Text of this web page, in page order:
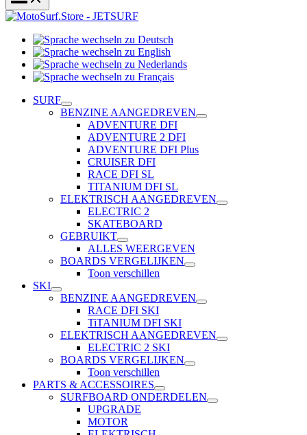
zu
Deutsch
wechseln
zu
Sprache
Sprache
Français
SURF
BENZINE AANGEDREVEN
ADVENTURE DFI
ADVENTURE 2 DFI
ADVENTURE DFI Plus
CRUISER DFI
RACE DFI SL
TITANIUM DFI SL
ELEKTRISCH AANGEDREVEN
ELECTRIC 2
SKATEBOARD
GEBRUIKT
ALLES WEERGEVEN
BOARDS VERGELIJKEN
Toon verschillen
SKI
BENZINE AANGEDREVEN
RACE DFI SKI
TiTANIUM DFI SKI
ELEKTRISCH AANGEDREVEN
ELECTRIC 2 SKI
BOARDS VERGELIJKEN
Toon verschillen
PARTS & ACCESSOIRES
SURFBOARD ONDERDELEN
UPGRADE
MOTOR